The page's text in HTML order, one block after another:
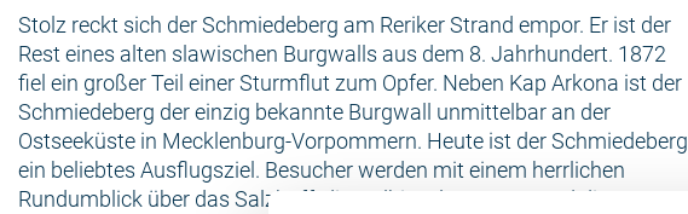
Stolz reckt sich der Schmiedeberg am Reriker Strand empor. Er ist der
Rest eines alten slawischen Burgwalls aus dem 8. Jahrhundert. 1872
fiel ein großer Teil einer Sturmflut zum Opfer. Neben Kap Arkona ist der
Schmiedeberg der einzig bekannte Burgwall unmittelbar an der
Ostseeküste in Mecklenburg-Vorpommern. Heute ist der Schmiedeberg
ein beliebtes Aus­flugsziel. Besucher werden mit einem herrlichen
Rundumblick über das Salzhaff, die Halbinsel Wustrow und die Ostsee